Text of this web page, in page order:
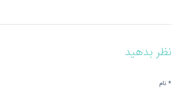
نظر بدهید
* نام